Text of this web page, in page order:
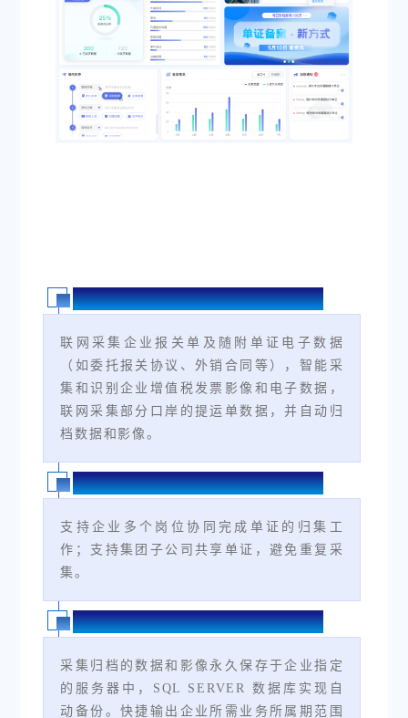
智能采集、自动归档
联网采集企业报关单及随附单证电子数据
（如委托报关协议、外销合同等），智能采
集和识别企业增值税发票影像和电子数据，
联网采集部分口岸的提运单数据，并自动归
档数据和影像。
多岗协同、统一管理
支持企业多个岗位协同完成单证的归集工
作；支持集团子公司共享单证，避免重复采
集。
永久存储、智能输出
采集归档的数据和影像永久保存于企业指定
的服务器中，SQL SERVER 数据库实现自
动备份。快捷输出企业所需业务所属期范围